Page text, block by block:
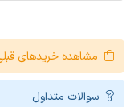
مشاهده خریدهای
سوالات متداول